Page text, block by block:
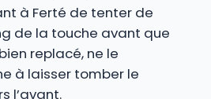
à Ferté de tenter de
de la touche avant que
replacé, ne le
à laisser tomber le
l’avant.